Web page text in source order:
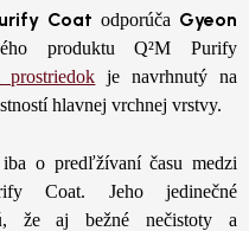
Coat odporúča Gyeon
produktu Q²M Purify
prostriedok je navrhnutý na
hlavnej vrchnej vrstvy.
o predľžívaní času medzi
Coat. Jeho jedinečné
že aj bežné nečistoty a